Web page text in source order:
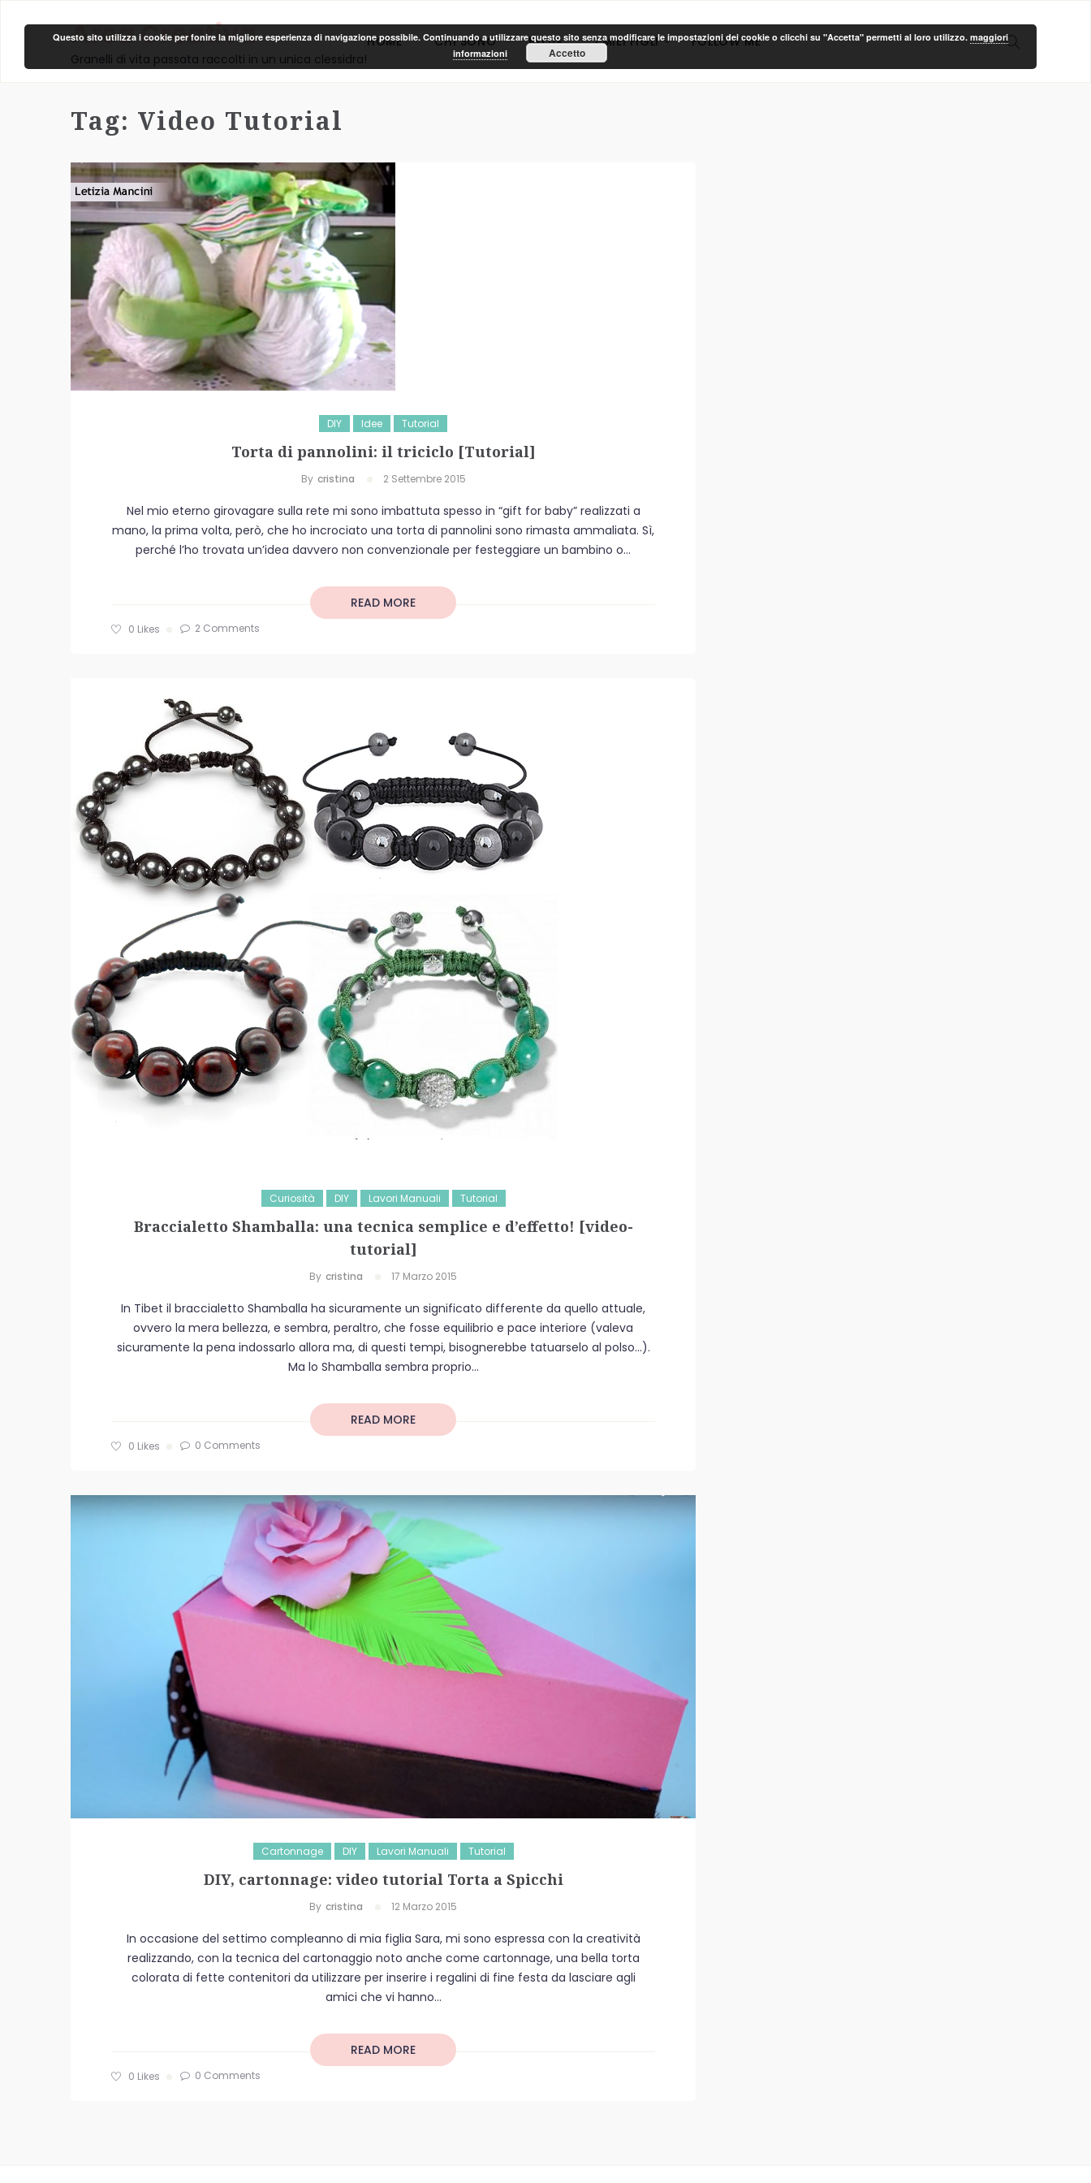
Area Creativa
Granelli di vita passata raccolti in un unica clessidra!
HOME CHI SONO BLOG I MIEI FIGLI FOLLOW ME
Tag: Video Tutorial
DIY Idee Tutorial
Torta di pannolini: il triciclo [Tutorial]
By Cristina 2 Settembre 2015
Nel mio eterno girovagare sulla rete mi sono imbattuta spesso in “gift for baby” realizzati a
mano, la prima volta, però, che ho incrociato una torta di pannolini sono rimasta ammaliata. Sì,
perché l’ho trovata un’idea davvero non convenzionale per festeggiare un bambino o...
READ MORE
0 Likes 2 Comments
Curiosità DIY Lavori Manuali Tutorial
Braccialetto Shamballa: una tecnica semplice e d’effetto! [video-
tutorial]
By Cristina 17 Marzo 2015
In Tibet il braccialetto Shamballa ha sicuramente un significato differente da quello attuale,
ovvero la mera bellezza, e sembra, peraltro, che fosse equilibrio e pace interiore (valeva
sicuramente la pena indossarlo allora ma, di questi tempi, bisognerebbe tatuarselo al polso…).
Ma lo Shamballa sembra proprio...
READ MORE
0 Likes 0 Comments
Cartonnage DIY Lavori Manuali Tutorial
DIY, cartonnage: video tutorial Torta a Spicchi
By Cristina 12 Marzo 2015
In occasione del settimo compleanno di mia figlia Sara, mi sono espressa con la creatività
realizzando, con la tecnica del cartonaggio noto anche come cartonnage, una bella torta
colorata di fette contenitori da utilizzare per inserire i regalini di fine festa da lasciare agli
amici che vi hanno...
READ MORE
0 Likes 0 Comments
Questo sito utilizza i cookie per fonire la migliore esperienza di navigazione possibile. Continuando a utilizzare questo sito senza modificare le impostazioni dei cookie o clicchi su "Accetta" permetti al loro utilizzo. maggiori
informazioni
Accetto